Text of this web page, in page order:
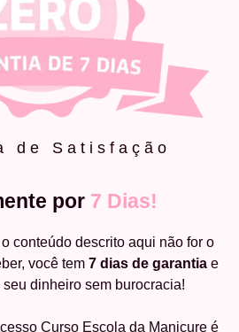
de Satisfação
por 7 Dias!
conteúdo descrito aqui não for o
você tem 7 dias de garantiae
dinheiro sem burocracia!
Curso Escola da Manicure é